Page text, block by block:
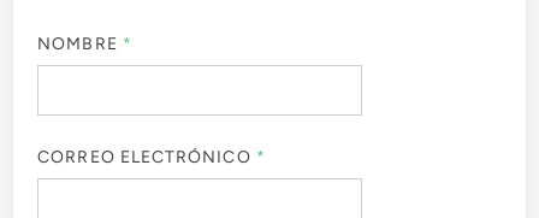
NOMBRE *
CORREO ELECTRÓNICO *